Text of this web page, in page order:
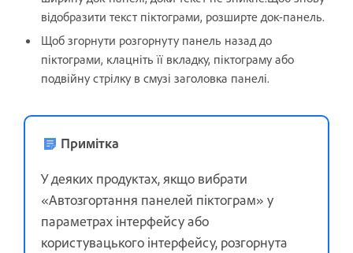
відобразити текст піктограми, розширте док-панель.
Щоб згорнути розгорнуту панель назад до
піктограми, клацніть її вкладку, піктограму або
подвійну стрілку в смузі заголовка панелі.
Примітка
У деяких продуктах, якщо вибрати
«Автозгортання панелей піктограм» у
параметрах інтерфейсу або
користувацького інтерфейсу, розгорнута